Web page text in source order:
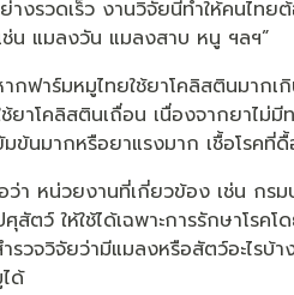
งรวดเร็ว งานวิจัยนี้ทำให้คนไทย
น แมลงวัน แมลงสาบ หนู ฯลฯ”
ฟาร์มหมูไทยใช้ยาโคลิสตินมากเ
ยาโคลิสตินเถื่อน เนื่องจากยาไม่
มข้นมากหรือยาแรงมาก เชื้อโรค
า หน่วยงานที่เกี่ยวข้อง เช่น กร
สัตว์ ให้ใช้ได้เฉพาะการรักษาโรค
จวิจัยว่ามีแมลงหรือสัตว์อะไรบ้า
ด้